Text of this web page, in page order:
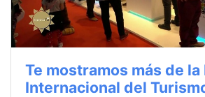
Te mostramos más de la
Internacional del